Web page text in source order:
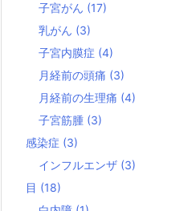
子宮がん (17)
乳がん (3)
子宮内膜症 (4)
月経前の頭痛 (3)
月経前の生理痛 (4)
子宮筋腫 (3)
感染症 (3)
インフルエンザ (3)
目 (18)